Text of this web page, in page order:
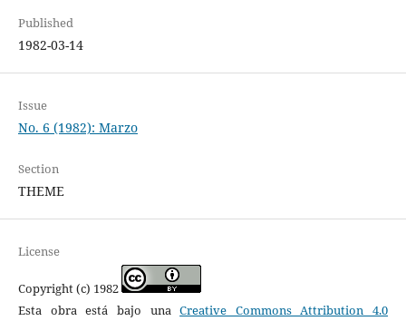
Published
1982-03-14
Issue
No. 6 (1982): Marzo
Section
THEME
License
Copyright (c) 1982
Esta obra está bajo unaCreative Commons Attribution 4.0